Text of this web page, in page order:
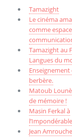
Tamazight
Le cinéma
comme
Tamazight au
Langues du
Enseignement
berbère.
Matoub
de mémoire !
Masin Ferkal à
l’Impondérable
Jean